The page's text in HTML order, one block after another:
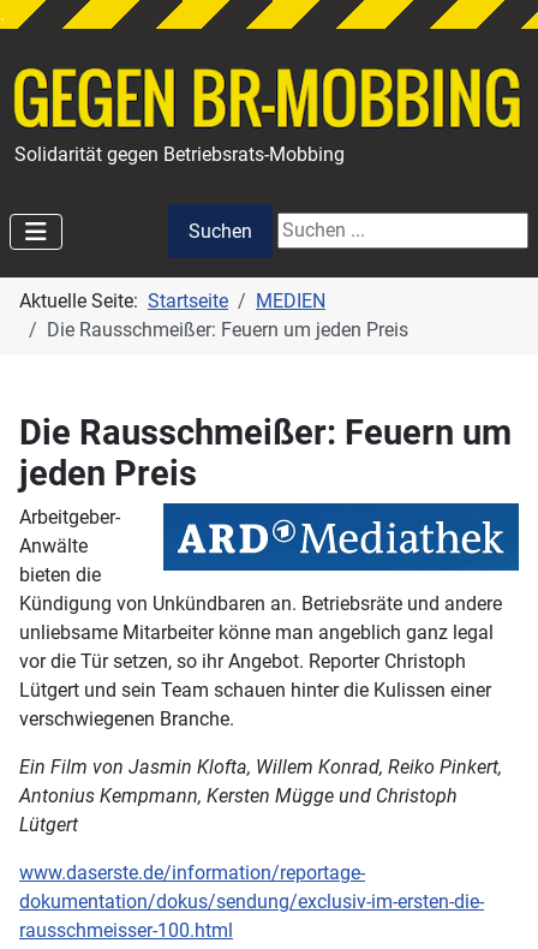
.
Solidarität gegen Betriebsrats-Mobbing
Suchen
Suchen
Aktuelle Seite: Startseite
MEDIEN
Die Rausschmeißer: Feuern um jeden Preis
Die Rausschmeißer: Feuern um
jeden Preis
Arbeitgeber-
Anwälte
bieten die
Kündigung von Unkündbaren an. Betriebsräte und andere
unliebsame Mitarbeiter könne man angeblich ganz legal
vor die Tür setzen, so ihr Angebot. Reporter Christoph
Lütgert und sein Team schauen hinter die Kulissen einer
verschwiegenen Branche.
Ein Film von Jasmin Klofta, Willem Konrad, Reiko Pinkert,
Antonius Kempmann, Kersten Mügge und Christoph
Lütgert
www.daserste.de/information/reportage-
dokumentation/dokus/sendung/exclusiv-im-ersten-die-
rausschmeisser-100.html